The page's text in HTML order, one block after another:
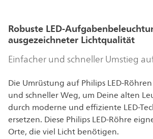
Robuste LED-
ausgezeichneter Lichtqualität
Einfacher und schneller Umstieg
Die Umrüstung auf Philips LED-
und schneller Weg, um Deine alten
durch moderne und effiziente LED-
ersetzen. Diese Philips LED-Röhre
Orte, die viel Licht benötigen.